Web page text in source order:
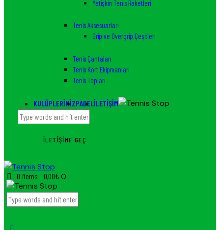
Yetişkin Tenis Raketleri
Tenis Aksesuarları
Grip ve Overgrip Çeşitleri
Tenis Çantaları
Tenis Kort Ekipmanları
Tenis Topları
KULÜPLERIMIZPADELİLETIŞIM
İLETIŞIME GEÇ
0 items - 0,00₺ 0